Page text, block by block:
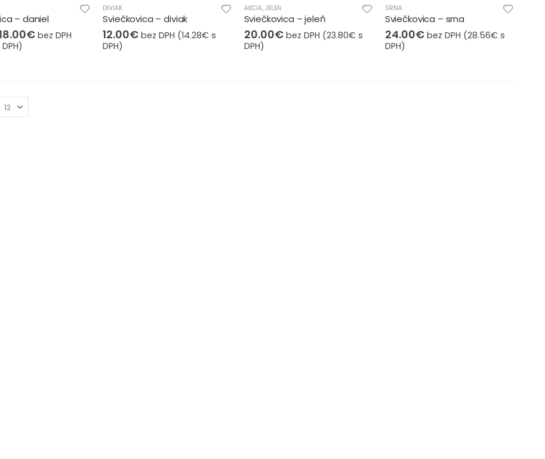
– daniel
€ bez DPH
DIVIAK
Sviečkovica – diviak
12.00€ bez DPH (14.28€ s
DPH)
AKCIA, JELEŇ
Sviečkovica – jeleň
20.00€ bez DPH (23.80€ s
DPH)
SRNA
Sviečkovica – srna
24.00€ bez DPH (28.56€ s
DPH)